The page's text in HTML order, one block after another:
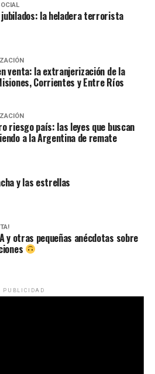
jubilados: la heladera terrorista
venta: la extranjerización de la
Corrientes y Entre Ríos
riesgo país: las leyes que buscan
a la Argentina de remate
y las estrellas
y otras pequeñas anécdotas sobre
PUBLICIDAD